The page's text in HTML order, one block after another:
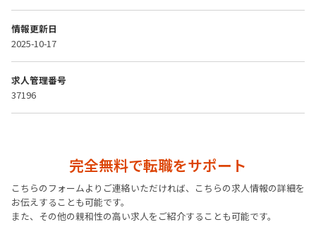
情報更新日
2025-10-17
求人管理番号
37196
完全無料で転職をサポート
こちらのフォームよりご連絡いただければ、こちらの求人情報の詳細を
お伝えすることも可能です。
また、その他の親和性の高い求人をご紹介することも可能です。